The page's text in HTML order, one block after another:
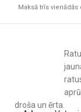
Maksā trīs vienādās
droša un ērta.